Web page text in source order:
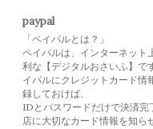
paypal
「ペイパルとは？」
ペイパルは、インターネット
利な【デジタルおさいふ】で
イパルにクレジットカード情
録しておけば、
IDとパスワードだけで決済完
店に大切なカード情報を知ら